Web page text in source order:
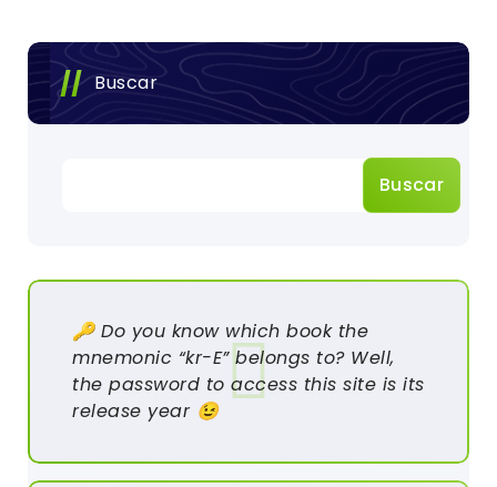
Buscar
Buscar
🔑 Do you know which book the
mnemonic “kr-E” belongs to? Well,
the password to access this site is its
release year 😉